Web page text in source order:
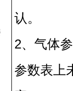
认。
2、气体
参数表上